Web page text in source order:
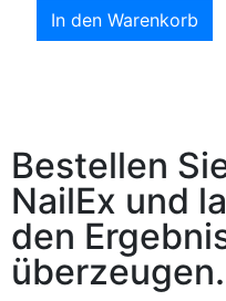
In den Warenkorb
Bestellen
NailEx und
den
überzeugen.